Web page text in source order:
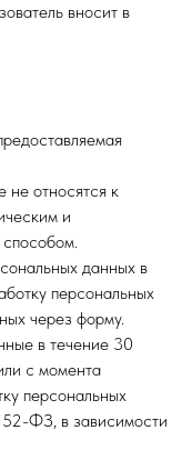
вносит в
относятся к
и
данных в
персональных
через форму.
в течение 30
с момента
персональных
ФЗ, в зависимости